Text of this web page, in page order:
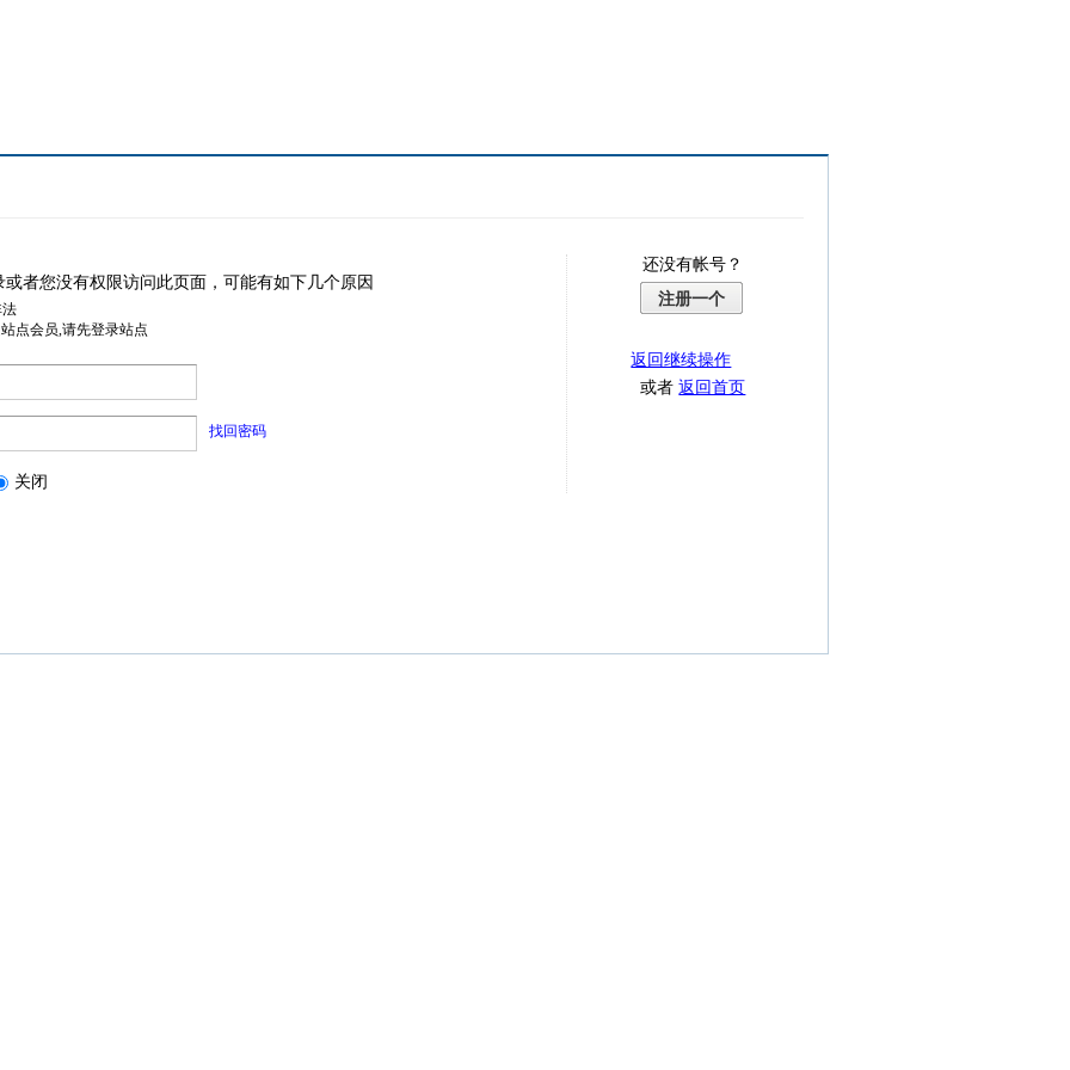
或者您没有权限访问此页面，可能有如下几个原因
点会员,请先登录站点
找回密码
关闭
还没有帐号？
注册一个
返回继续操作
或者返回首页